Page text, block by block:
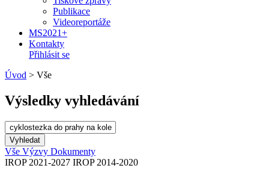
Publikace
Videoreportáže
MS2021+
Kontakty
Přihlásit se
Úvod > Vše
Výsledky vyhledávání
Vše Výzvy Dokumenty
IROP 2021-2027 IROP 2014-2020